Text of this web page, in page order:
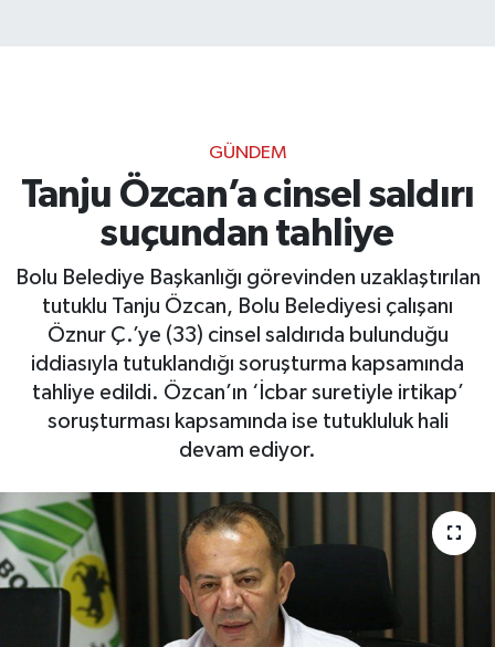
GÜNDEM
Tanju Özcan’a cinsel saldırı
suçundan tahliye
Bolu Belediye Başkanlığı görevinden uzaklaştırılan
tutuklu Tanju Özcan, Bolu Belediyesi çalışanı
Öznur Ç.’ye (33) cinsel saldırıda bulunduğu
iddiasıyla tutuklandığı soruşturma kapsamında
tahliye edildi. Özcan’ın ‘İcbar suretiyle irtikap’
soruşturması kapsamında ise tutukluluk hali
devam ediyor.